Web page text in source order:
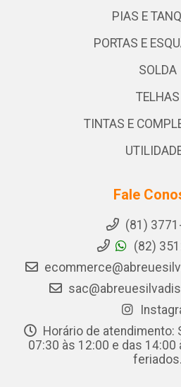
PIAS E
PORTAS E
SOLDA
TELHAS
TINTAS E
Fale
(81)
(82)
Horário de atendimento:
07:30 às 12:00 e das
feriados.